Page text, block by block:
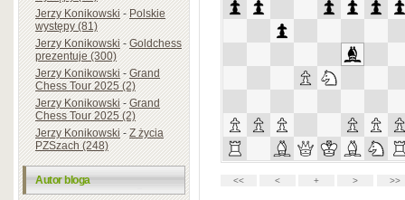
Jerzy Konikowski-Polskie
występy (81)
Jerzy Konikowski-Goldchess
prezentuje (300)
Jerzy Konikowski-Grand
Chess Tour 2025 (2)
Jerzy Konikowski-Grand
Chess Tour 2025 (2)
Jerzy Konikowski-Z życia
PZSzach (248)
Autor bloga